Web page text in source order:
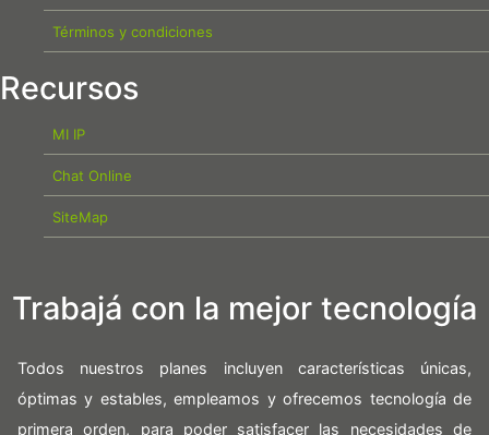
Términos y condiciones
Recursos
MI IP
Chat Online
SiteMap
Trabajá con la mejor tecnología
Todos nuestros planes incluyen características únicas,
óptimas y estables, empleamos y ofrecemos tecnología de
primera orden, para poder satisfacer las necesidades de